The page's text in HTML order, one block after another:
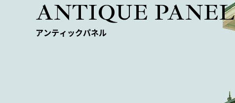
ANTIQUE PANEL
アンティックパネル